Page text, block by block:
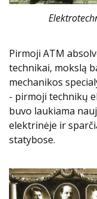
Pirmoji ATM
technikai, mokslą
mechanikos
- pirmoji technikų
buvo laukiama
elektrinėje ir
statybose.